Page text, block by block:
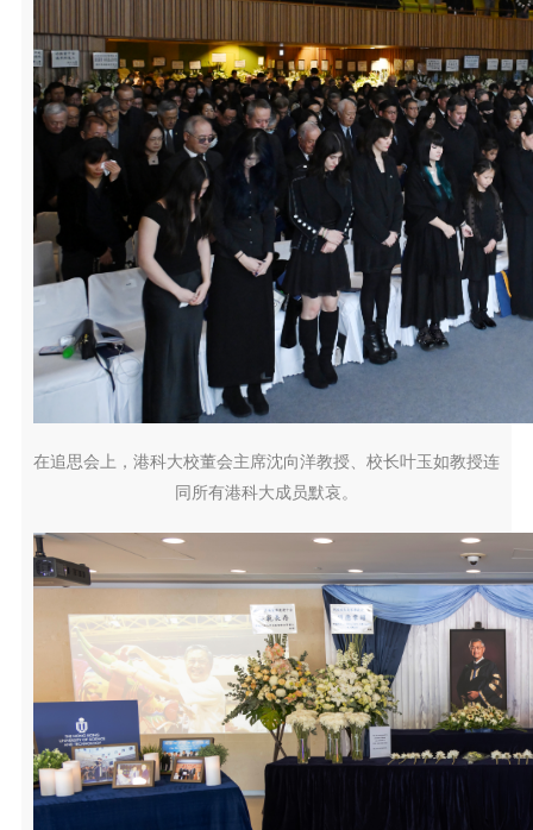
在追思会上，港科大校董会主席沈向洋教授、校长叶玉如教授连
同所有港科大成员默哀。